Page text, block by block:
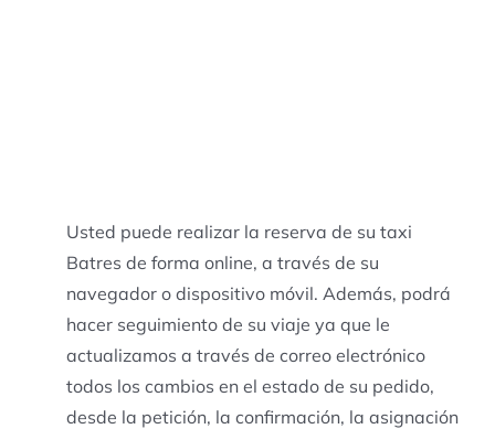
Usted puede realizar la reserva de su taxi
Batres de forma online, a través de su
navegador o dispositivo móvil. Además, podrá
hacer seguimiento de su viaje ya que le
actualizamos a través de correo electrónico
todos los cambios en el estado de su pedido,
desde la petición, la confirmación, la asignación